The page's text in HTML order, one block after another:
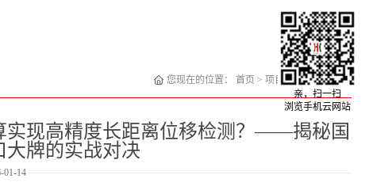
您现在的位置： 首页 > 项目案例 > 激光位移
实现高精度长距离位移检测？——揭秘国
大牌的实战对决
01-14
亲，扫一扫
浏览手机云网站